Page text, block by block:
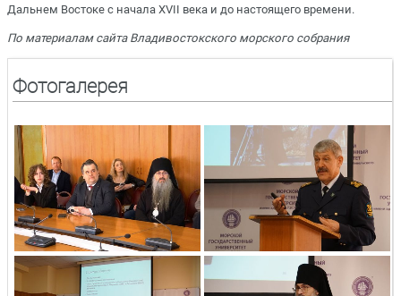
Дальнем Востоке с начала XVII века и до настоящего времени.
По материалам сайта Владивостокского морского собрания
Фотогалерея